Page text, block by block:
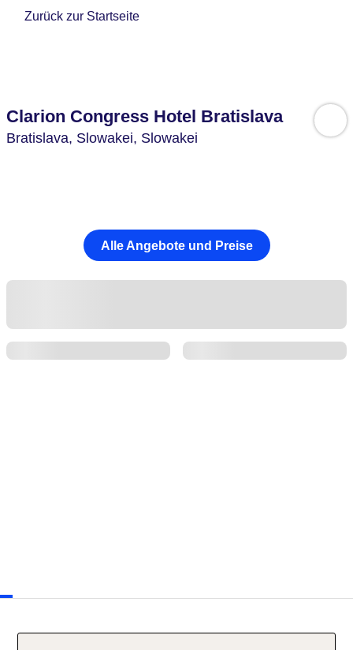
Zurück zur Startseite
Clarion Congress Hotel Bratislava
Bratislava, Slowakei, Slowakei
Alle Angebote und Preise